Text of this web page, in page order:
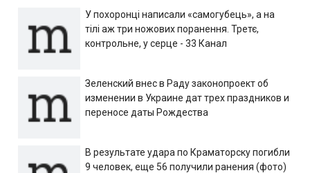
У похоронці написали «самогубець», а на
тілі аж три ножових поранення. Третє,
контрольне, у серце - 33 Канал
Зеленский внес в Раду законопроект об
изменении в Украине дат трех праздников и
переносе даты Рождества
В результате удара по Краматорску погибли
9 человек, еще 56 получили ранения (фото)